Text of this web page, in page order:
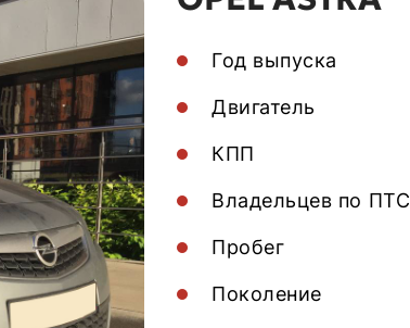
Год выпуска
Двигатель
КПП
Владельцев по ПТС
Пробег
Поколение